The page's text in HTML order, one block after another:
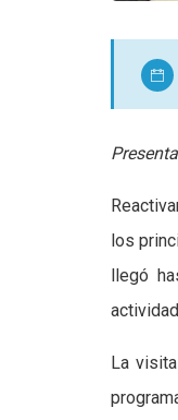
los
llegó
La